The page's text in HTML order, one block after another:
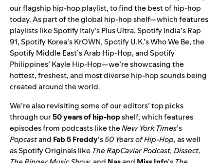
our flagship hip-hop playlist, to find the best of hip-hop
today. As part of the global hip-hop shelf—which features
playlists like Spotify Italy’sPlus Ultra, Spotify India’sRap
91, Spotify Korea’sKrOWN, Spotify U.K.’sWho We Be, the
Spotify Middle East’sArab Hip-Hop, and Spotify
Philippines’ Kayle Hip-Hop—we’re showcasing the
hottest, freshest, and most diverse hip-hop sounds being
created around the world.
We’re also revisiting some of our editors’ top picks
through our50 years of hip-hopshelf, which features
episodes from podcasts like theNew York Times’s
Popcastand Fab 5 Freddy’s50 Years of Hip-Hop, as well
as Spotify Originals like The RapCaviar Podcast,Dissect,